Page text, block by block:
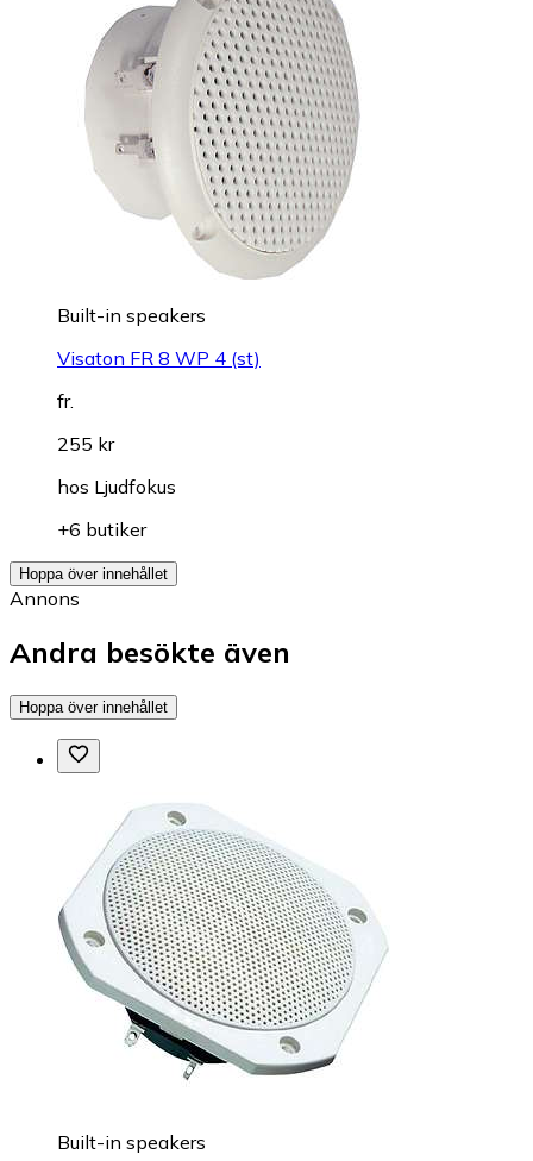
Built-in speakers
Visaton FR 8 WP 4 (st)
fr.
255 kr
hos Ljudfokus
+6 butiker
Hoppa över innehållet
Annons
Andra besökte även
Hoppa över innehållet
Built-in speakers